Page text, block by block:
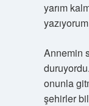
yarım
Annemin
onunla
şehirler